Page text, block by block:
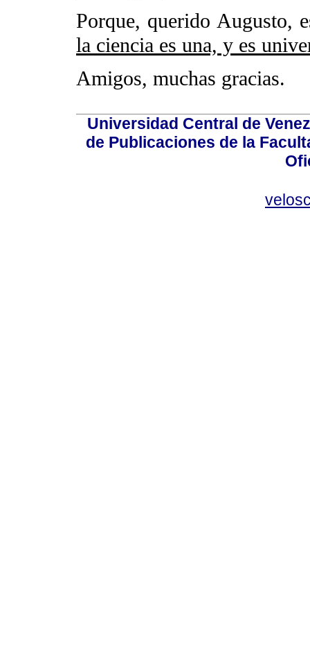
Porque, querido Augusto,
la ciencia es una, y es
Amigos, muchas gracias.
Universidad Central de
de Publicaciones de la